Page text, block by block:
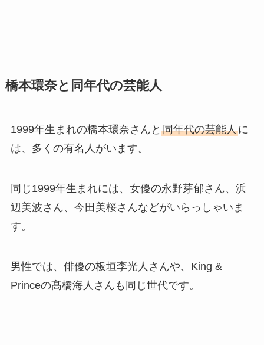
橋本環奈と同年代の芸能人
1999年生まれの橋本環奈さんと 同年代の芸能人に
は、多くの有名人がいます。
同じ1999年生まれには、女優の永野芽郁さん、浜
辺美波さん、今田美桜さんなどがいらっしゃいま
す。
男性では、俳優の板垣李光人さんや、King &
Princeの髙橋海人さんも同じ世代です。